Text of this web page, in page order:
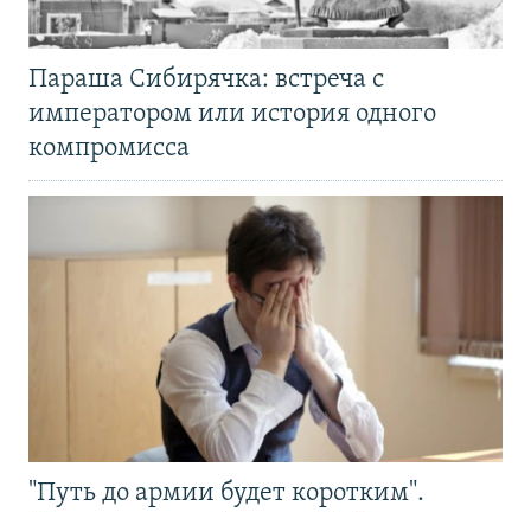
Параша Сибирячка: встреча с
императором или история одного
компромисса
"Путь до армии будет коротким".